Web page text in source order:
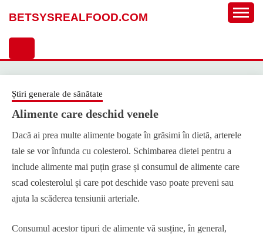
BETSYSREALFOOD.COM
Știri generale de sănătate
Alimente care deschid venele
Dacă ai prea multe alimente bogate în grăsimi în dietă, arterele
tale se vor înfunda cu colesterol. Schimbarea dietei pentru a
include alimente mai puțin grase și consumul de alimente care
scad colesterolul și care pot deschide vaso poate preveni sau
ajuta la scăderea tensiunii arteriale.
Consumul acestor tipuri de alimente vă susține, în general,